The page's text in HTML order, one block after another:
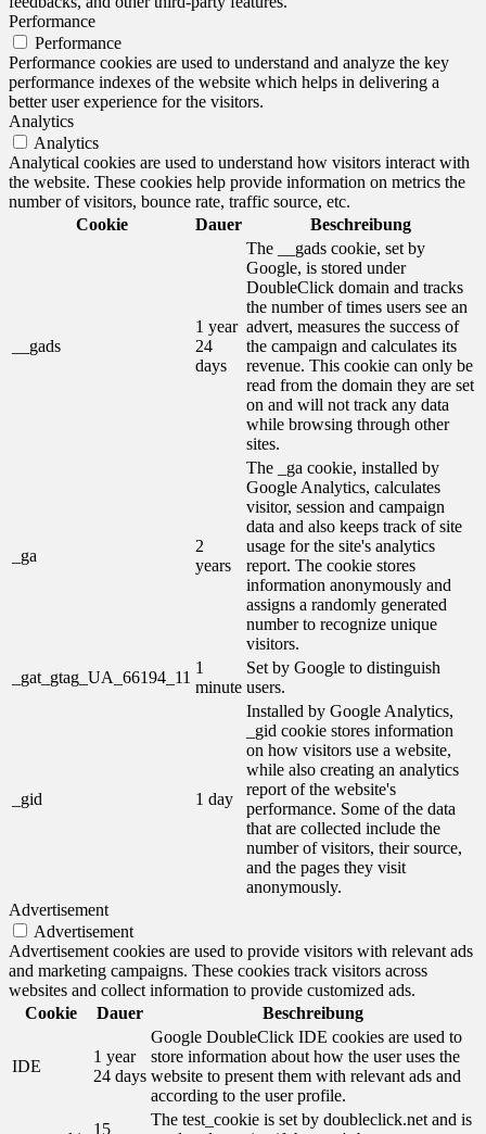
Performance
Performance
Performance cookies are used to understand and analyze the key
performance indexes of the website which helps in delivering a
better user experience for the visitors.
Analytics
Analytics
Analytical cookies are used to understand how visitors interact with
the website. These cookies help provide information on metrics the
number of visitors, bounce rate, traffic source, etc.
Cookie
Dauer Beschreibung
__gads
1 year
24
days
The __gads cookie, set by
Google, is stored under
DoubleClick domain and tracks
the number of times users see an
advert, measures the success of
the campaign and calculates its
revenue. This cookie can only be
read from the domain they are set
on and will not track any data
while browsing through other
sites.
_ga
2
years
The _ga cookie, installed by
Google Analytics, calculates
visitor, session and campaign
data and also keeps track of site
usage for the site's analytics
report. The cookie stores
information anonymously and
assigns a randomly generated
number to recognize unique
visitors.
_gat_gtag_UA_66194_11
1
minute
Set by Google to distinguish
users.
_gid 1 day
Installed by Google Analytics,
_gid cookie stores information
on how visitors use a website,
while also creating an analytics
report of the website's
performance. Some of the data
that are collected include the
number of visitors, their source,
and the pages they visit
anonymously.
Advertisement
Advertisement
Advertisement cookies are used to provide visitors with relevant ads
and marketing campaigns. These cookies track visitors across
websites and collect information to provide customized ads.
Cookie
Dauer Beschreibung
IDE
1 year
24 days
Google DoubleClick IDE cookies are used to
store information about how the user uses the
website to present them with relevant ads and
according to the user profile.
15
The test_cookie is set by doubleclick.net and is